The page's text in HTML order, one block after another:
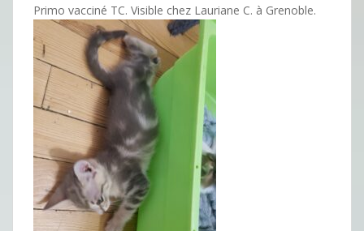
Primo vacciné TC. Visible chez Lauriane C. à Grenoble.